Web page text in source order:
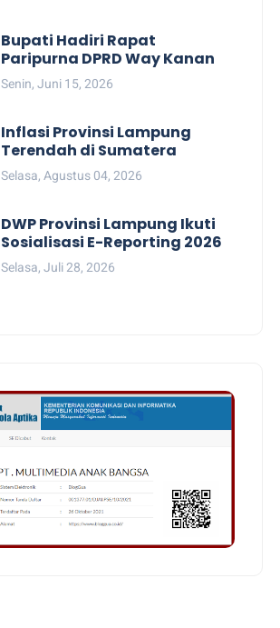
Bupati Hadiri Rapat
Paripurna DPRD Way Kanan
Senin, Juni 15, 2026
Inflasi Provinsi Lampung
Terendah di Sumatera
Selasa, Agustus 04, 2026
DWP Provinsi Lampung Ikuti
Sosialisasi E-Reporting 2026
Selasa, Juli 28, 2026